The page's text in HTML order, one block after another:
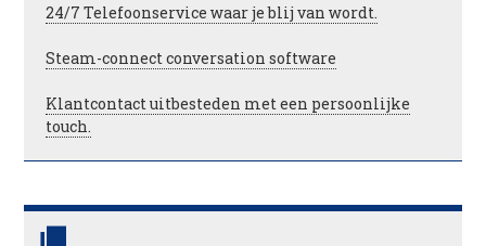
24/7 Telefoonservice waar je blij van wordt.
Steam-connect conversation software
Klantcontact uitbesteden met een persoonlijke
touch.